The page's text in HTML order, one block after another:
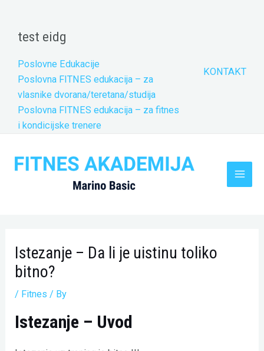
contenttest eidg
Poslovne Edukacije
Poslovna FITNES edukacija – za
vlasnike dvorana/teretana/studija
Poslovna FITNES edukacija – za fitnes
i kondicijske trenere
KONTAKT
Istezanje – Da li je uistinu toliko
bitno?
/ Fitnes / By
Istezanje – Uvod